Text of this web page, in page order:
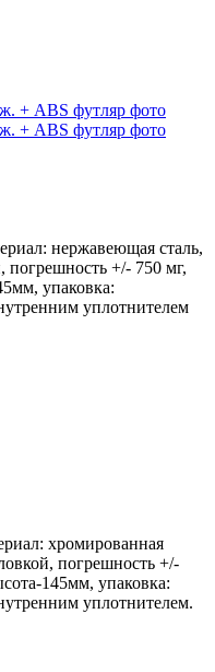
нержавеющая сталь,
погрешность +/- 750 мг,
упаковка:
уплотнителем
хромированная
погрешность +/-
145мм, упаковка:
уплотнителем.